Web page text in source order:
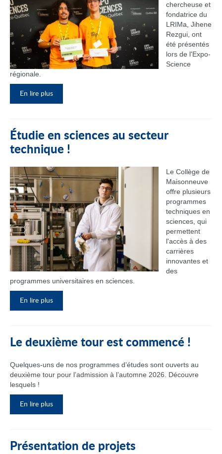
chercheuse et
fondatrice du
LRIMa, Jihene
Rezgui, ont
été présentés
lors de l'Expo-
Science
régionale.
En lire plus
Étudie en sciences au secteur
technique !
Le Collège de
Maisonneuve
offre plusieurs
programmes
techniques en
sciences, qui
permettent
l'accès à des
carrières
innovantes et
des
programmes universitaires en sciences.
En lire plus
Le deuxième tour est commencé !
Quelques-uns de nos programmes d’études sont ouverts au
deuxième tour pour l’admission à l’automne 2026. Découvre
lesquels !
En lire plus
Présentation de projets